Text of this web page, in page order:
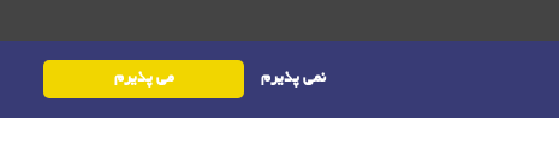
نمی پذیرم می پذیرم